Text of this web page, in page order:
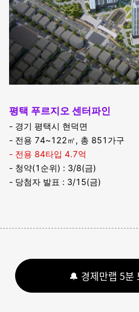
평택 푸르지오 센터파인
- 경기 평택시 현덕면
- 전용 74~122㎡, 총 851가구
- 전용 84타입 4.7억
- 청약(1순위) : 3/8(금)
- 당첨자 발표 : 3/15(금)
🔔 경제만랩 5분